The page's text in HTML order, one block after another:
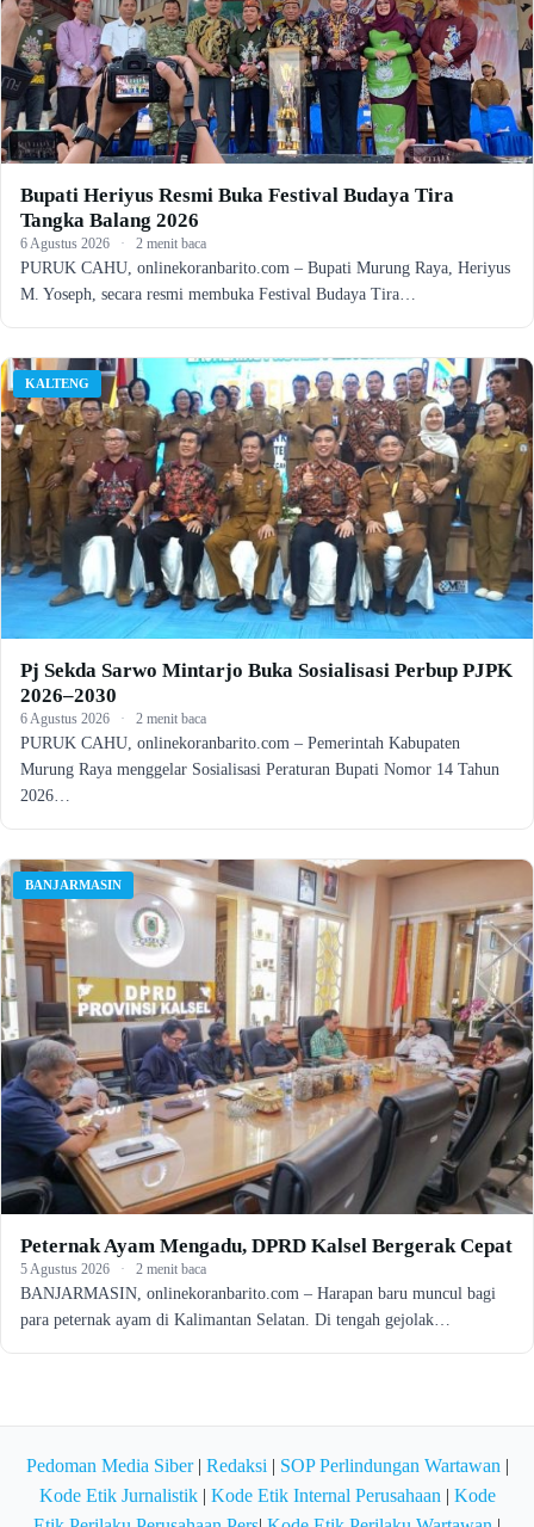
Bupati Heriyus Resmi Buka Festival Budaya Tira
Tangka Balang 2026
6 Agustus 2026 · 2 menit baca
PURUK CAHU, onlinekoranbarito.com – Bupati Murung Raya, Heriyus
M. Yoseph, secara resmi membuka Festival Budaya Tira…
KALTENG
Pj Sekda Sarwo Mintarjo Buka Sosialisasi Perbup PJPK
2026–2030
6 Agustus 2026 · 2 menit baca
PURUK CAHU, onlinekoranbarito.com – Pemerintah Kabupaten
Murung Raya menggelar Sosialisasi Peraturan Bupati Nomor 14 Tahun
2026…
BANJARMASIN
Peternak Ayam Mengadu, DPRD Kalsel Bergerak Cepat
5 Agustus 2026 · 2 menit baca
BANJARMASIN, onlinekoranbarito.com – Harapan baru muncul bagi
para peternak ayam di Kalimantan Selatan. Di tengah gejolak…
Pedoman Media Siber| Redaksi | SOP Perlindungan Wartawan |
Kode Etik Jurnalistik| Kode Etik Internal Perusahaan | Kode